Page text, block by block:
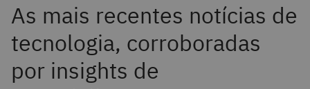
As mais recentes notícias de
tecnologia, corroboradas
por insights de